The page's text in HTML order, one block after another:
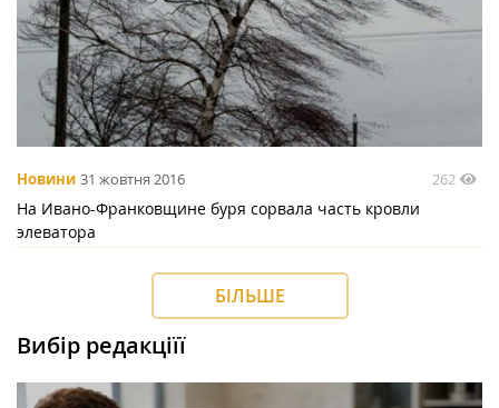
Новини 31 жовтня 2016 262
На Ивано-Франковщине буря сорвала часть кровли
элеватора
БІЛЬШЕ
Вибір редакціїї